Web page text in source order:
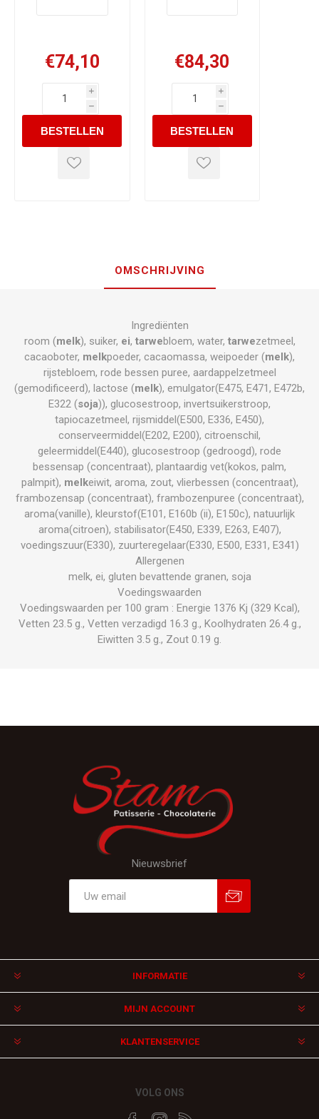
€74,10
i
h
€84,30
i
h
OMSCHRIJVING
Ingrediënten
room (melk), suiker, ei, tarwebloem, water, tarwezetmeel,
cacaoboter, melkpoeder, cacaomassa, weipoeder (melk),
rijstebloem, rode bessen puree, aardappelzetmeel
(gemodificeerd), lactose (melk), emulgator(E475, E471, E472b,
E322 (soja)), glucosestroop, invertsuikerstroop,
tapiocazetmeel, rijsmiddel(E500, E336, E450),
conserveermiddel(E202, E200), citroenschil,
geleermiddel(E440), glucosestroop (gedroogd), rode
bessensap (concentraat), plantaardig vet(kokos, palm,
palmpit), melkeiwit, aroma, zout, vlierbessen (concentraat),
frambozensap (concentraat), frambozenpuree (concentraat),
aroma(vanille), kleurstof(E101, E160b (ii), E150c), natuurlijk
aroma(citroen), stabilisator(E450, E339, E263, E407),
voedingszuur(E330), zuurteregelaar(E330, E500, E331, E341)
Allergenen
melk, ei, gluten bevattende granen, soja
Voedingswaarden
Voedingswaarden per 100 gram : Energie 1376 Kj (329 Kcal),
Vetten 23.5 g., Vetten verzadigd 16.3 g., Koolhydraten 26.4 g.,
Eiwitten 3.5 g., Zout 0.19 g.
Nieuwsbrief
INFORMATIE
MIJN ACCOUNT
KLANTENSERVICE
VOLG ONS